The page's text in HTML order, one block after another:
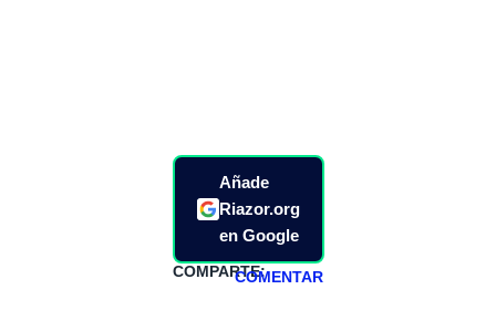
Añade
Riazor.org
en Google
COMPARTE:COMENTAR